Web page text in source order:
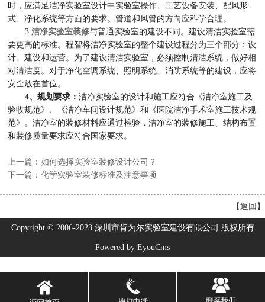
时，应满足洁净实验室设计中实验室操作、工艺设备安装、配风形
式、净化系统等方面的要求。管道和风管的方向应科学合理。
3. 洁净实验室装修与普通实验室的建设不同。建设清洁实验室需
要更高的标准。程智将洁净实验室的整个建设过程分为三个部分：设
计、建设和运营。为了建设清洁实验室，必须控制清洁系统，做好相
对清洁度。对于净化空调系统、照明系统、消防系统等的建设，应将
安全放在首位。
4、规划要求： 洁净实验室的设计和施工应符合《洁净室施工及
验收规范》、《洁净车间设计规范》和《医院洁净手术室施工技术规
范》。洁净室的装修材料应通过检验，洁净室的装修施工、结构布置
和装修质量要求应符合国家要求。
上一篇：如何选择实验室装修设计公司？
下一篇：化学实验室装修标准及注意事项
【返回 】
Copyright © 2006-2023 深圳市肯为尔实验室建设有限公司 版权所有
Powered by EyouCms